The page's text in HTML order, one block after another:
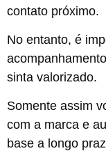
contato próximo.
No entanto, é
sinta valorizado.
Somente assim
com a marca e
base a longo